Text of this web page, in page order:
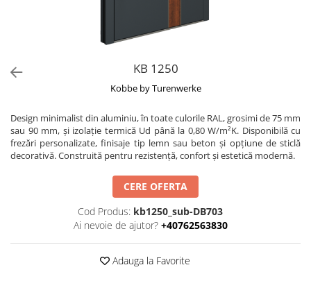
KB 1250
Kobbe by Turenwerke
Design minimalist din aluminiu, în toate culorile RAL, grosimi de 75 mm
sau 90 mm, și izolație termică Ud până la 0,80 W/m²K. Disponibilă cu
frezări personalizate, finisaje tip lemn sau beton și opțiune de sticlă
decorativă. Construită pentru rezistență, confort și estetică modernă.
CERE OFERTA
Cod Produs: kb1250_sub-DB703
Ai nevoie de ajutor? +40762563830
Adauga la Favorite